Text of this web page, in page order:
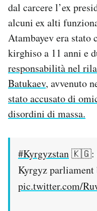
dal carcere l’ex
alcuni ex alti
Atambayev era stato
kirghiso a 11 anni e
responsabilità nel
Batukaev, avvenuto
stato accusato di
disordini di massa.
#Kyrgyzstan🇰🇬:
Kyrgyz
pic.twitter.com/